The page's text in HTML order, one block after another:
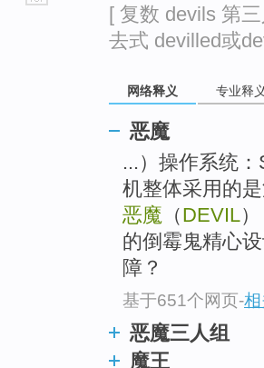
[ 复数 devils 第
去式 devilled或
网络释义 专业释义
恶魔
...）操作系统
机整体采用的
恶魔 （DEVIL
的倒霉鬼精心
障？
基于651个网页-
恶魔三人组
魔王